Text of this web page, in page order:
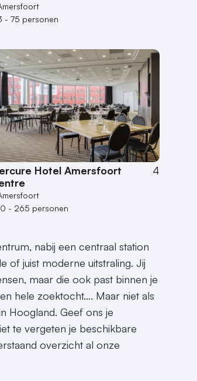
- 75 personen
Hotel Amersfoort
4
- 265 personen
nabij een centraal station
of juist moderne uitstraling. Jij
maar die ook past binnen je
hele zoektocht…. Maar niet als
Hoogland. Geef ons je
te vergeten je beschikbare
overzicht al onze